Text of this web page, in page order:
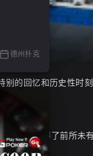
别的回忆和历史性时
纪录
已经取得了前所未
。
德州扑克